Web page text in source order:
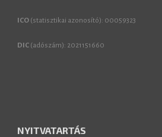
ICO (statisztikai azonosító): 00059323
DIC (adószám): 2021151660
NYITVATARTÁS